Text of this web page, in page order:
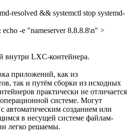
resolved && systemctl stop systemd-
-e "nameserver 8.8.8.8\n" >
внутри LXC-контейнера.
приложений, как из
так и путём сборки из исходных
практически не отличается
системе. Могут
автоматическим созданием или
в несущей системе файлам-
легко решаемы.